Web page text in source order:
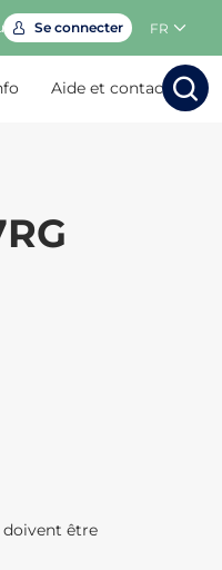
Se connecter FR
Aide et contact
RechercherRechercher
doivent être